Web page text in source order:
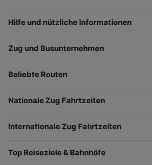
Hilfe und nützliche Informationen
Zug und Busunternehmen
Beliebte Routen
Nationale Zug Fahrtzeiten
Internationale Zug Fahrtzeiten
Top Reiseziele & Bahnhöfe